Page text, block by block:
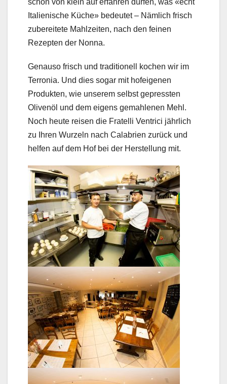
schon von klein auf erfahren dürfen, was «echt
Italienische Küche» bedeutet – Nämlich frisch
zubereitete Mahlzeiten, nach den feinen
Rezepten der Nonna.
Genauso frisch und traditionell kochen wir im
Terronia. Und dies sogar mit hofeigenen
Produkten, wie unserem selbst gepressten
Olivenöl und dem eigens gemahlenen Mehl.
Noch heute reisen die Fratelli Ventrici jährlich
zu Ihren Wurzeln nach Calabrien zurück und
helfen auf dem Hof bei der Herstellung mit.